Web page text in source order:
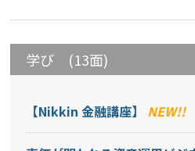
学び (13面)
【Nikkin 金融講座】 NEW!!